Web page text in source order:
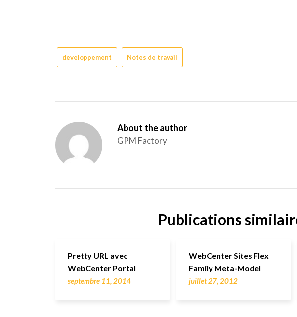
developpement Notes de travail
About the author
GPM Factory
Publications
Pretty URL avec
WebCenter Portal
septembre 11, 2014
WebCenter Sites Flex
Family Meta-Model
juillet 27, 2012